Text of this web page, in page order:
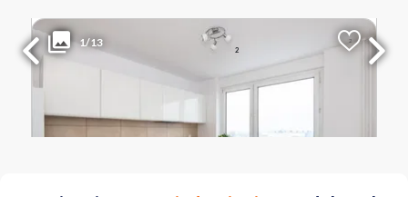
1/13Liczba pokoi
1
Powierzchnia
37.20 m2
Cena za m2
12 876 PLN
WIELKOPOLSKIE Poznań Starołęka ul. Unii Lubelskiej